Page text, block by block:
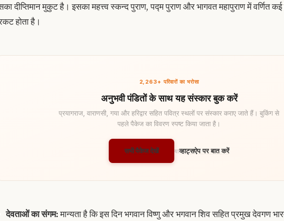
दीप्तिमान मुकुट है। इसका महत्त्व स्कन्द पुराण, पद्म पुराण और भागवत महापुराण में वर्णित कई
होता है।
2,263+ परिवारों का भरोसा
अनुभवी पंडितों के साथ यह संस्कार बुक करें
प्रयागराज, वाराणसी, गया और हरिद्वार सहित पवित्र स्थलों पर संस्कार कराए जाते हैं। बुकिंग से
पहले पैकेज का विवरण स्पष्ट किया जाता है।
सभी पैकेज देखें याव्हाट्सऐप पर बात करें
देवताओं का संगम:मान्यता है कि इस दिन भगवान विष्णु और भगवान शिव सहित प्रमुख देवगण